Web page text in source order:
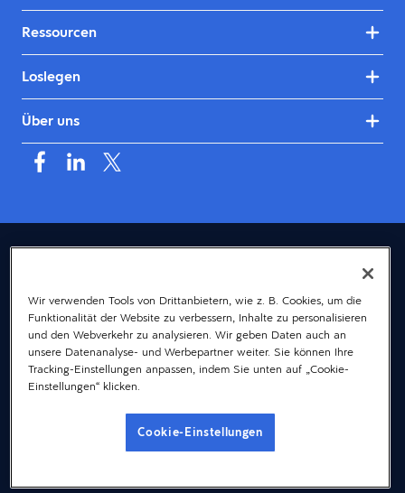
Ressourcen
Loslegen
Über uns
© 2026 Dayforce
Datenschutz
Bedingungen
Accessibility
Cookie-Hinweis
Impressum
Wir verwenden Tools von Drittanbietern, wie z. B. Cookies, um die
Funktionalität der Website zu verbessern, Inhalte zu personalisieren
und den Webverkehr zu analysieren. Wir geben Daten auch an
unsere Datenanalyse- und Werbepartner weiter. Sie können Ihre
Tracking-Einstellungen anpassen, indem Sie unten auf „Cookie-
Einstellungen“ klicken.
Cookie-Einstellungen